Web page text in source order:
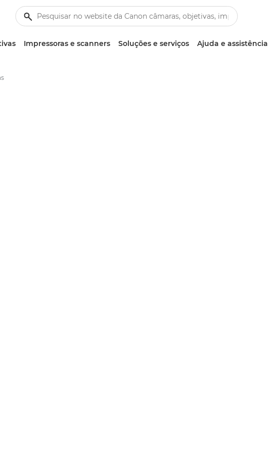
Impressoras e scanners Soluções e serviços Ajuda e assistência